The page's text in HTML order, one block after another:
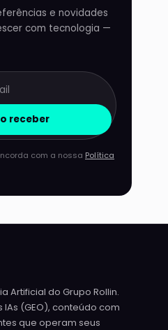
e novidades
com tecnologia —
receber
com a nossa Política
Artificial do Grupo Rollin.
(GEO), conteúdo com
que operam seus